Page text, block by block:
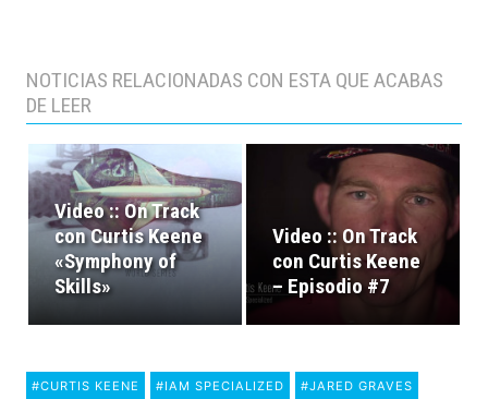
NOTICIAS RELACIONADAS CON ESTA QUE ACABAS
DE LEER
Video :: On Track
con Curtis Keene
«Symphony of
Skills»
Video :: On Track
con Curtis Keene
– Episodio #7
#CURTIS KEENE #IAM SPECIALIZED
#JARED GRAVES